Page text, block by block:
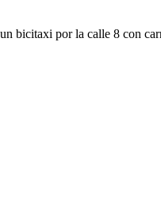
bicitaxi por la calle 8 con